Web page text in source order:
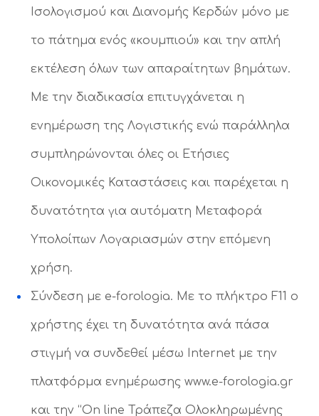
Ισολογισμού και Διανομής Κερδών μόνο με
το πάτημα ενός «κουμπιού» και την απλή
εκτέλεση όλων των απαραίτητων βημάτων.
Με την διαδικασία επιτυγχάνεται η
ενημέρωση της Λογιστικής ενώ παράλληλα
συμπληρώνονται όλες οι Ετήσιες
Οικονομικές Καταστάσεις και παρέχεται η
δυνατότητα για αυτόματη Μεταφορά
Υπολοίπων Λογαριασμών στην επόμενη
χρήση.
Σύνδεση με e-forologia. Με το πλήκτρο F11 o
χρήστης έχει τη δυνατότητα ανά πάσα
στιγμή να συνδεθεί μέσω Internet με την
πλατφόρμα ενημέρωσης www.e-forologia.gr
και την “Οn line Τράπεζα Ολοκληρωμένης